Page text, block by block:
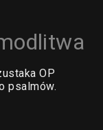
OP
psalmów.